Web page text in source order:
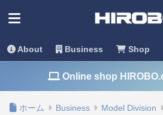
About Business Shop
Online shop
ホーム Business Model Division